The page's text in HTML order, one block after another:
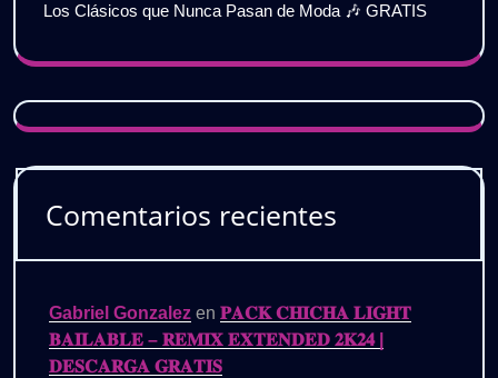
Los Clásicos que Nunca Pasan de Moda 🎶 GRATIS
Comentarios recientes
Gabriel Gonzalez en 𝐏𝐀𝐂𝐊 𝐂𝐇𝐈𝐂𝐇𝐀 𝐋𝐈𝐆𝐇𝐓
𝐁𝐀𝐈𝐋𝐀𝐁𝐋𝐄 – 𝐑𝐄𝐌𝐈𝐗 𝐄𝐗𝐓𝐄𝐍𝐃𝐄𝐃 𝟐𝐊𝟐𝟒 |
𝐃𝐄𝐒𝐂𝐀𝐑𝐆𝐀 𝐆𝐑𝐀𝐓𝐈𝐒